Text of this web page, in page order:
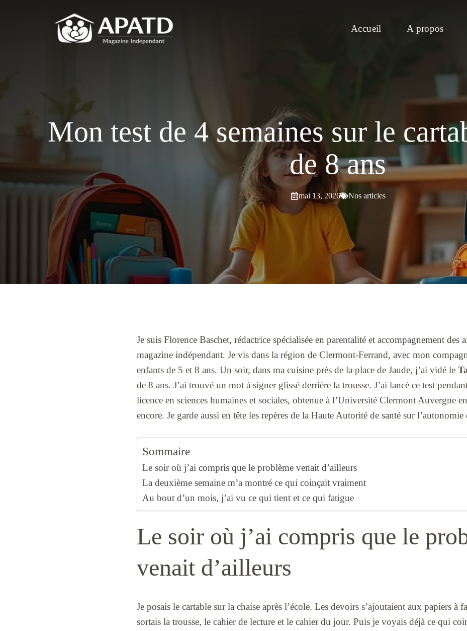
Accueil A propos
Mon test de 4 semaines sur le
de 8 ans
mai 13, 2026 Nos articles
Je suis Florence Baschet, rédactrice spécialisée en parentalité et accompagnement des
magazine indépendant. Je vis dans la région de Clermont-Ferrand, avec mon
enfants de 5 et 8 ans. Un soir, dans ma cuisine près de la place de Jaude, j’ai vidé le
de 8 ans. J’ai trouvé un mot à signer glissé derrière la trousse. J’ai lancé ce test
licence en sciences humaines et sociales, obtenue à l’Université Clermont Auvergne
encore. Je garde aussi en tête les repères de la Haute Autorité de santé sur l’autonomie
Sommaire
Le soir où j’ai compris que le problème venait d’ailleurs
La deuxième semaine m’a montré ce qui coinçait vraiment
Au bout d’un mois, j’ai vu ce qui tient et ce qui fatigue
Le soir où j’ai compris que le
venait d’ailleurs
Je posais le cartable sur la chaise après l’école. Les devoirs s’ajoutaient aux papiers à
sortais la trousse, le cahier de lecture et le cahier du jour. Puis je voyais déjà ce qui